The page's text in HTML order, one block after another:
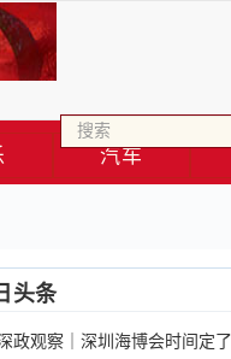
汽车
头条
政观察｜深圳海博会时间定了